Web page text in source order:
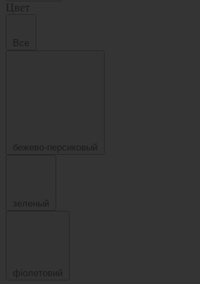
Цвет
Все
бежево-персиковый
зеленый
фіолетовий